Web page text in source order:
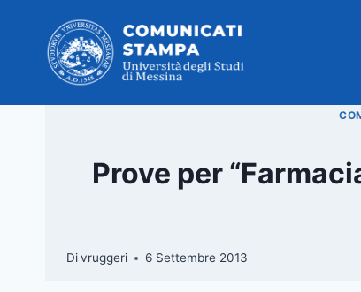
contenuto
Prove per
Divruggeri 6 Settembre 2013